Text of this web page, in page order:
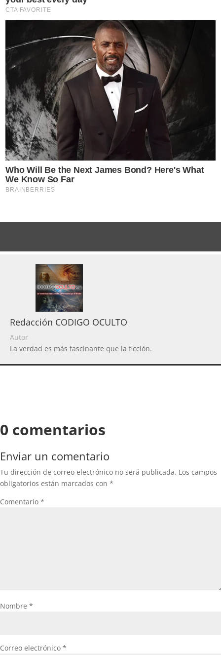
Redacción CODIGO OCULTO
Autor
La verdad es más fascinante que la ficción.
0 comentarios
Enviar un comentario
Tu dirección de correo electrónico no será publicada. Los campos
obligatorios están marcados con *
Comentario *
Nombre *
Correo electrónico *